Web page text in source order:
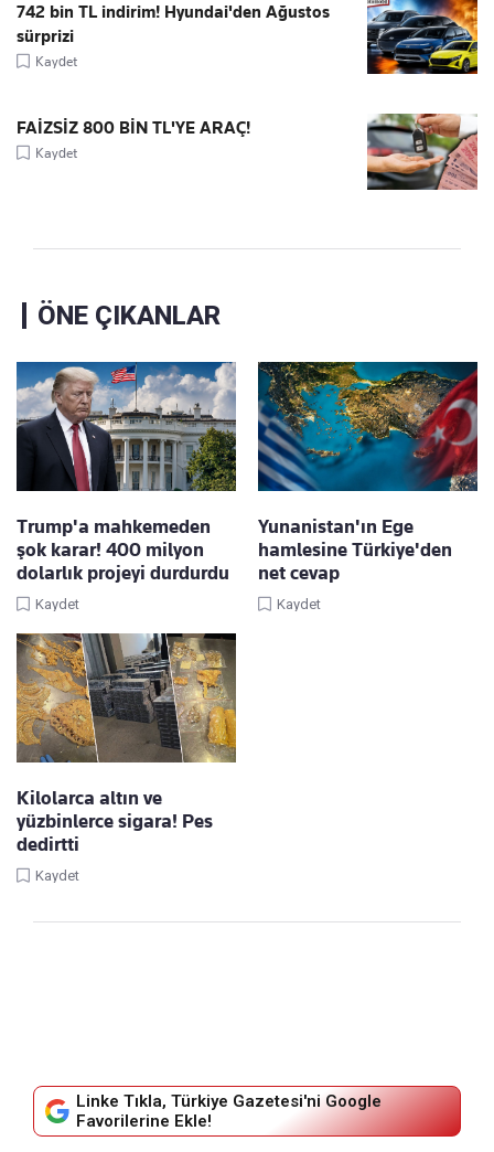
742 bin TL indirim! Hyundai'den Ağustos
sürprizi
Kaydet
FAİZSİZ 800 BİN TL'YE ARAÇ!
Kaydet
ÖNE ÇIKANLAR
Trump'a mahkemeden
şok karar! 400 milyon
dolarlık projeyi durdurdu
Kaydet
Yunanistan'ın Ege
hamlesine Türkiye'den
net cevap
Kaydet
Kilolarca altın ve
yüzbinlerce sigara! Pes
dedirtti
Kaydet
Linke Tıkla, Türkiye Gazetesi'ni Google
Favorilerine Ekle!